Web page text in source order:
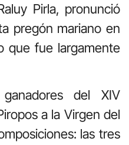
Pirla, pronunció
pregón mariano en
que fue largamente
del XIV
a la Virgen del
las tres